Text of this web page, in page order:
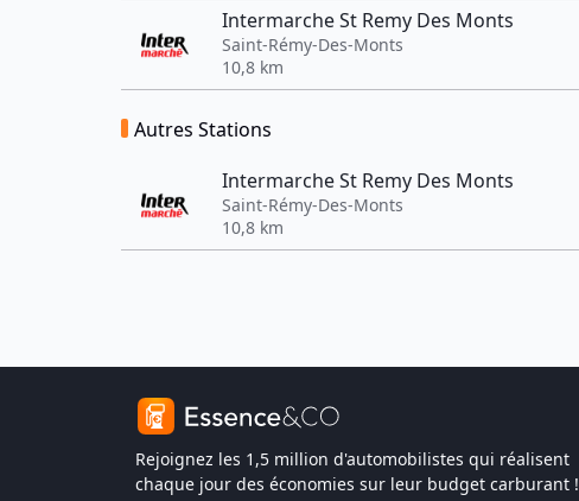
Intermarche St Remy Des Monts
Saint-Rémy-Des-Monts
10,8 km
Autres Stations
Intermarche St Remy Des Monts
Saint-Rémy-Des-Monts
10,8 km
Rejoignez les 1,5 million d'automobilistes qui réalisent
chaque jour des économies sur leur budget carburant !